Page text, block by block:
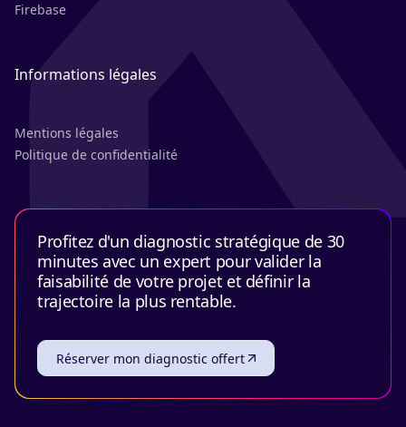
Firebase
Informations légales
Mentions légales
Politique de confidentialité
Profitez d'un diagnostic stratégique de 30
minutes avec un expert pour valider la
faisabilité de votre projet et définir la
trajectoire la plus rentable.
Réserver mon diagnostic offert